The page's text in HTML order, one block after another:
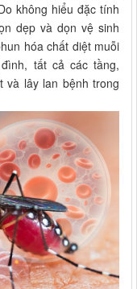
không hiểu đặc tính
dẹp và dọn vệ sinh
hóa chất diệt muỗi
tất cả các tầng,
và lây lan bệnh trong